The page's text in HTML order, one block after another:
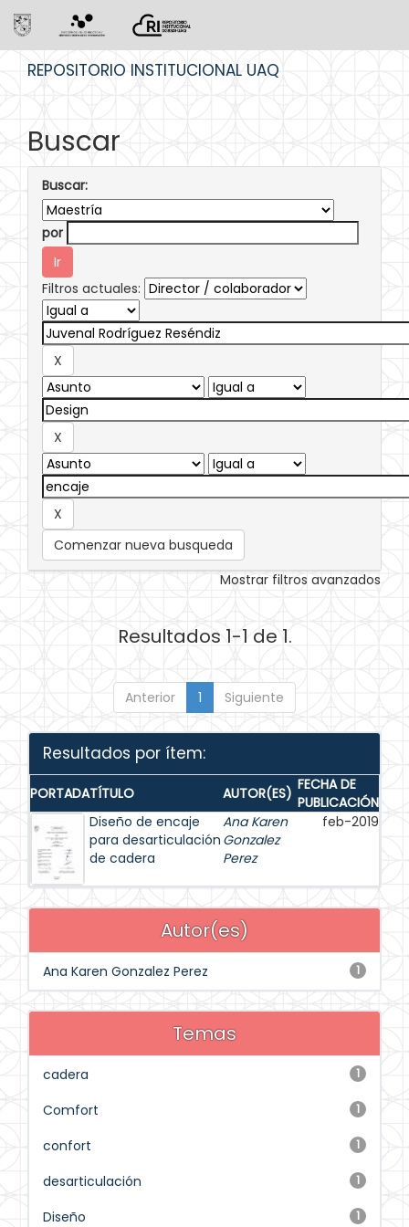
REPOSITORIO INSTITUCIONAL UAQ
Buscar
Buscar:
por
Filtros actuales:
Comenzar nueva busqueda
Mostrar filtros avanzados
Resultados 1-1 de 1.
Anterior 1 Siguiente
Resultados por ítem:
PORTADATÍTULO AUTOR(ES) FECHA DE
PUBLICACIÓN
Diseño de encaje
para desarticulación
de cadera
Ana Karen
Gonzalez
Perez
feb-2019
Autor(es)
1
Ana Karen Gonzalez Perez
Temas
1
cadera
1
Comfort
1
confort
1
desarticulación
1
Diseño